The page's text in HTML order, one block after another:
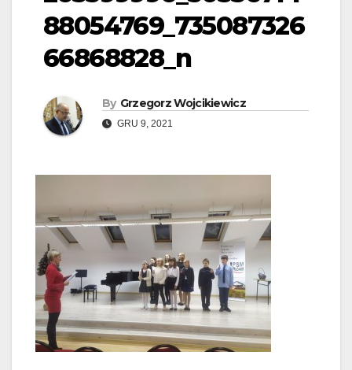
88054769_735087326
66868828_n
By Grzegorz Wojcikiewicz
GRU 9, 2021